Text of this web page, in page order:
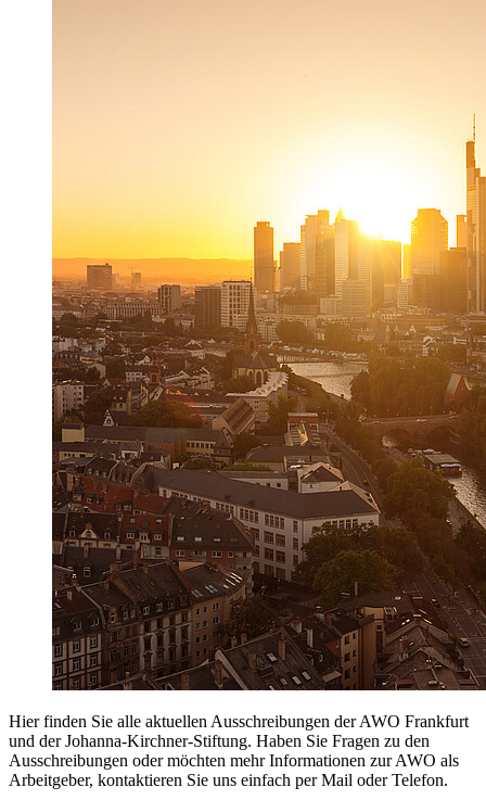
Hier finden Sie alle aktuellen Ausschreibungen der AWO Frankfurt
und der Johanna-Kirchner-Stiftung. Haben Sie Fragen zu den
Ausschreibungen oder möchten mehr Informationen zur AWO als
Arbeitgeber, kontaktieren Sie uns einfach per Mail oder Telefon.